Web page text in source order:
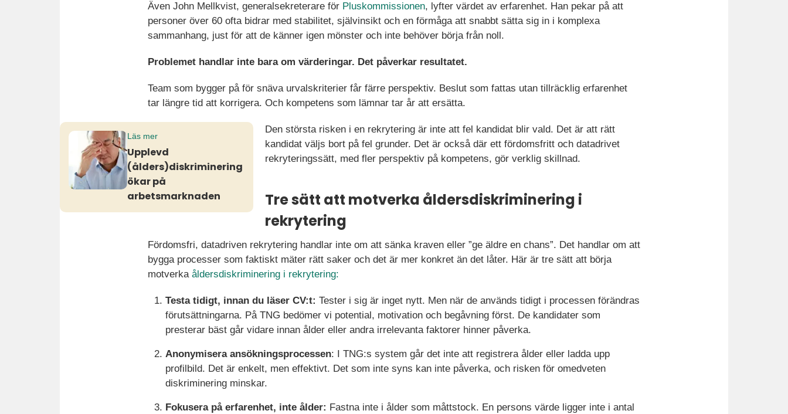
Även John Mellkvist, generalsekreterare för Pluskommissionen, lyfter värdet av erfarenhet. Han pekar på att
personer över 60 ofta bidrar med stabilitet, självinsikt och en förmåga att snabbt sätta sig in i komplexa
sammanhang, just för att de känner igen mönster och inte behöver börja från noll.
Problemet handlar inte bara om värderingar. Det påverkar resultatet.
Team som bygger på för snäva urvalskriterier får färre perspektiv. Beslut som fattas utan tillräcklig erfarenhet
tar längre tid att korrigera. Och kompetens som lämnar tar år att ersätta.
Läs mer
Upplevd
(ålders)diskriminering
ökar på
arbetsmarknaden
Den största risken i en rekrytering är inte att fel kandidat blir vald. Det är att rätt
kandidat väljs bort på fel grunder. Det är också där ett fördomsfritt och datadrivet
rekryteringssätt, med fler perspektiv på kompetens, gör verklig skillnad.
Tre sätt att motverka åldersdiskriminering i
rekrytering
Fördomsfri, datadriven rekrytering handlar inte om att sänka kraven eller ”ge äldre en chans”. Det handlar om att
bygga processer som faktiskt mäter rätt saker och det är mer konkret än det låter. Här är tre sätt att börja
motverka åldersdiskriminering i rekrytering:
Testa tidigt, innan du läser CV:t: Tester i sig är inget nytt. Men när de används tidigt i processen förändras
förutsättningarna. På TNG bedömer vi potential, motivation och begåvning först. De kandidater som
presterar bäst går vidare innan ålder eller andra irrelevanta faktorer hinner påverka.
Anonymisera ansökningsprocessen: I TNG:s system går det inte att registrera ålder eller ladda upp
profilbild. Det är enkelt, men effektivt. Det som inte syns kan inte påverka, och risken för omedveten
diskriminering minskar.
Fokusera på erfarenhet, inte ålder: Fastna inte i ålder som måttstock. En persons värde ligger inte i antal